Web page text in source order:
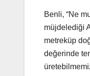
Benli, “Ne
müjdelediği
metreküp
değerinde